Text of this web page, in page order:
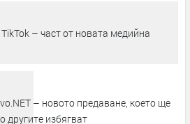
– част от новата медийна
– новото предаване, което ще
другите избягват